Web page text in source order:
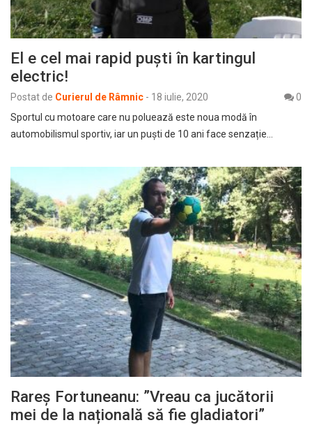
El e cel mai rapid puști în kartingul
electric!
Postat de Curierul de Râmnic - 18 iulie, 2020
0
Sportul cu motoare care nu poluează este noua modă în
automobilismul sportiv, iar un puști de 10 ani face senzație…
Rareș Fortuneanu: ”Vreau ca jucătorii
mei de la națională să fie gladiatori”